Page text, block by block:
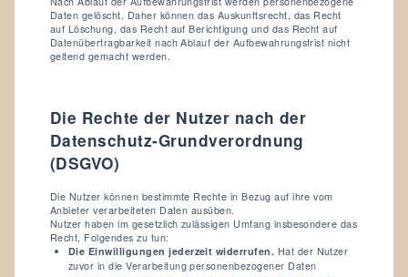
Daten gelöscht. Daher können das Auskunftsrecht, das Recht
auf Löschung, das Recht auf Berichtigung und das Recht auf
Datenübertragbarkeit nach Ablauf der Aufbewahrungsfrist nicht
geltend gemacht werden.
Die Rechte der Nutzer nach der
Datenschutz-Grundverordnung
(DSGVO)
Die Nutzer können bestimmte Rechte in Bezug auf ihre vom
Anbieter verarbeiteten Daten ausüben.
Nutzer haben im gesetzlich zulässigen Umfang insbesondere das
Recht, Folgendes zu tun:
Die Einwilligungen jederzeit widerrufen. Hat der Nutzer
zuvor in die Verarbeitung personenbezogener Daten